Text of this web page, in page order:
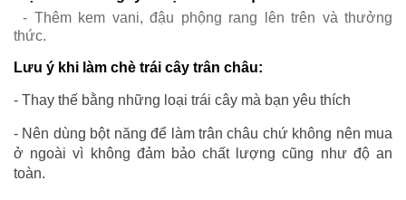
- Thêm kem vani, đậu phộng rang lên trên và thưởng
thức.
Lưu ý khi làm chè trái cây trân châu:
- Thay thế bằng những loại trái cây mà bạn yêu thích
- Nên dùng bột năng để làm trân châu chứ không nên mua
ở ngoài vì không đảm bảo chất lượng cũng như độ an
toàn.